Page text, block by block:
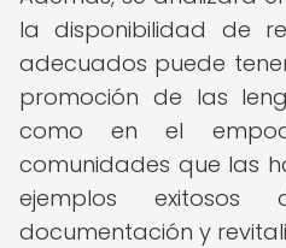
la disponibilidad de
adecuados puede
promoción de las
como en el
comunidades que las
ejemplos
documentación y